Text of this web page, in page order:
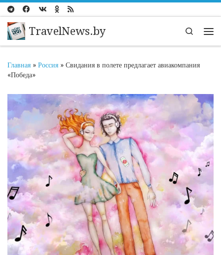
Перейти к содержимому
TravelNews.by
Search
Главная » Россия » Свидания в полете предлагает авиакомпания
«Победа»